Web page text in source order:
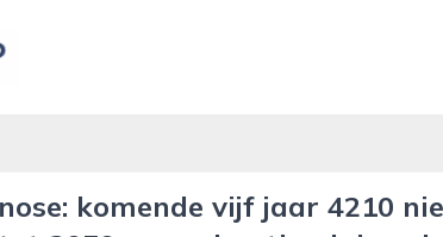
komende vijf jaar 4210